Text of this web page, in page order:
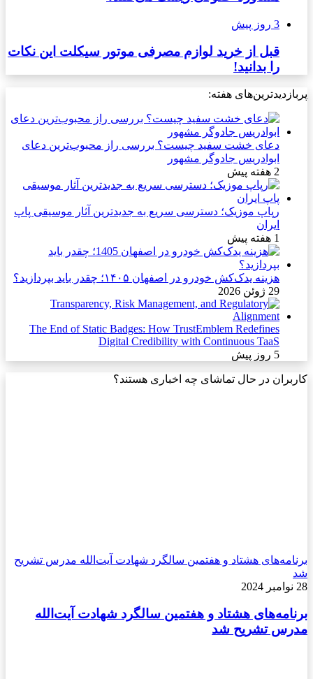
3 روز پیش
قبل از خرید لوازم مصرفی موتور سیکلت این نکات
را بدانید!
پربازدیدترین‌های هفته:
دعای خشت سفید چیست؟ بررسی راز محبوب‌ترین دعای
ابوادریس جادوگر مشهور
2 هفته پیش
رپاپ موزیک؛ دسترسی سریع به جدیدترین آثار موسیقی پاپ
ایران
1 هفته پیش
هزینه یدک‌کش خودرو در اصفهان ۱۴۰۵؛ چقدر باید بپردازید؟
29 ژوئن 2026
The End of Static Badges: How TrustEmblem Redefines
Digital Credibility with Continuous TaaS
5 روز پیش
کاربران در حال تماشای چه اخباری هستند؟
برنامه‌های هشتاد و هفتمین سالگرد شهادت آیت‌الله مدرس تشریح
شد
28 نوامبر 2024
برنامه‌های هشتاد و هفتمین سالگرد شهادت آیت‌الله
مدرس تشریح شد